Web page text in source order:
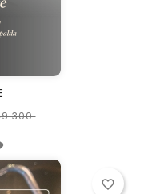
Precio
favorite_border